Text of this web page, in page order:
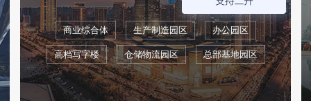
商业综合体 生产制造园区 办公园区
高档写字楼 仓储物流园区 总部基地园区